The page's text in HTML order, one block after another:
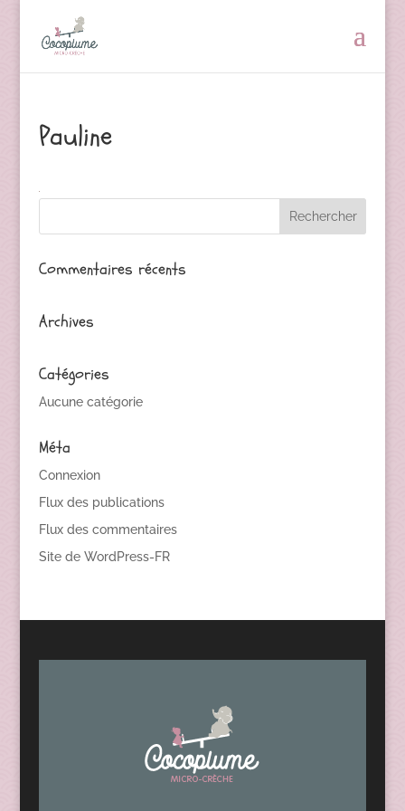
Pauline
Commentaires récents
Archives
Catégories
Aucune catégorie
Méta
Connexion
Flux des publications
Flux des commentaires
Site de WordPress-FR